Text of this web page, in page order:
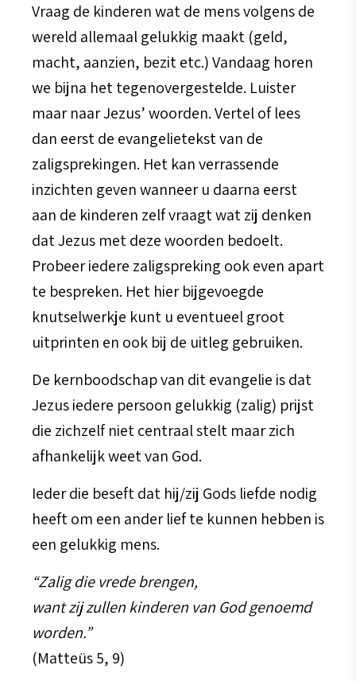
Vraag de kinderen wat de mens volgens de
wereld allemaal gelukkig maakt (geld,
macht, aanzien, bezit etc.) Vandaag horen
we bijna het tegenovergestelde. Luister
maar naar Jezus’ woorden. Vertel of lees
dan eerst de evangelietekst van de
zaligsprekingen. Het kan verrassende
inzichten geven wanneer u daarna eerst
aan de kinderen zelf vraagt wat zij denken
dat Jezus met deze woorden bedoelt.
Probeer iedere zaligspreking ook even apart
te bespreken. Het hier bijgevoegde
knutselwerkje kunt u eventueel groot
uitprinten en ook bij de uitleg gebruiken.
De kernboodschap van dit evangelie is dat
Jezus iedere persoon gelukkig (zalig) prijst
die zichzelf niet centraal stelt maar zich
afhankelijk weet van God.
Ieder die beseft dat hij/zij Gods liefde nodig
heeft om een ander lief te kunnen hebben is
een gelukkig mens.
“Zalig die vrede brengen,
want zij zullen kinderen van God genoemd
worden.”
(Matteüs 5, 9)